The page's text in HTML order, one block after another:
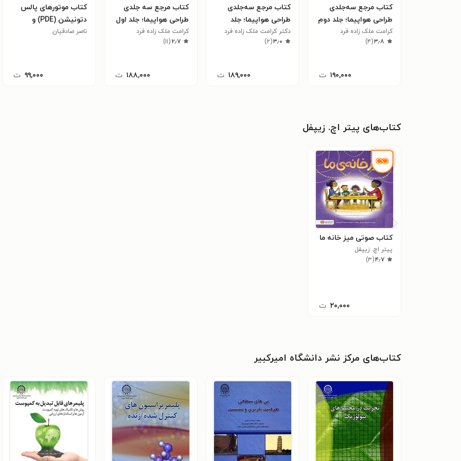
کتاب مرجع سه‌جلدی
طراحی هواپیما؛ جلد دوم
کرامت ملک زاده فرد
۳٫۸(۴)
۱۹۰,۰۰۰ ت
کتاب مرجع سه‌جلدی
طراحی هواپیما؛ جلد
سوم
دکتر کرامت ملک زاده فرد
۳٫۰(۲)
۱۸۹,۰۰۰ ت
کتاب مرجع سه جلدی
طراحی هواپیما؛ جلد اول
کرامت ملک زاده فرد
۲٫۷(۱۱)
۱۸۸,۰۰۰ ت
کتاب موتورهای پالس
دتونیشن (PDE) و
کاربردهای هوافضایی آن
ناصر صادقیان
۹۹,۰۰۰ ت
کتاب‌های پیتر اچ. زیپفل
کتاب صوتی میز خانه ما
پیتر اچ. زیپفل
۴٫۷(۳)
۲۰,۰۰۰ ت
کتاب‌های مرکز نشر دانشگاه امیرکبیر